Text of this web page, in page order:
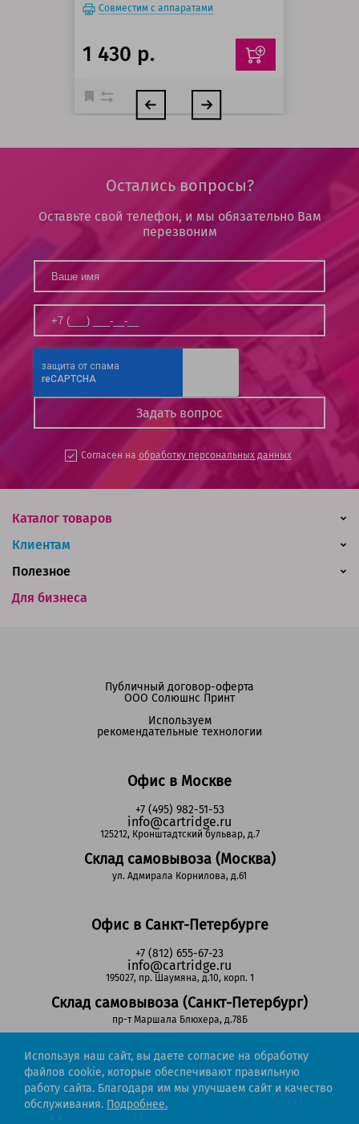
Совместим с аппаратами
1 430 р.
Остались вопросы?
Оставьте свой телефон, и мы обязательно Вам
перезвоним
Согласен на обработку персональных данных
Каталог товаров
Клиентам
Для бизнеса
Полезное
Офис в Москве
+7 (495) 982-51-53
info@cartridge.ru
125212, Кронштадтский бульвар, д.7
Склад самовывоза (Москва)
ул. Адмирала Корнилова, д.61
Офис в Санкт-Петербурге
+7 (812) 655-67-23
info@cartridge.ru
195027, пр. Шаумяна, д.10, корп. 1
Склад самовывоза (Санкт-Петербург)
пр-т Маршала Блюхера, д.78Б
Регионы РФ
8-800-302-51-53
(звонок бесплатный)
Публичный договор-оферта
ООО Солюшнс Принт
Используем
рекомендательные технологии
Используя наш сайт, вы даете согласие на обработку
файлов cookie, которые обеспечивают правильную
работу сайта. Благодаря им мы улучшаем сайт и качество
обслуживания. Подробнее.